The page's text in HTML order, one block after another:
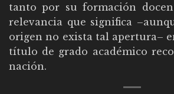
tanto por su formación
relevancia que significa
origen no exista tal apertura–
título de grado académico
nación.